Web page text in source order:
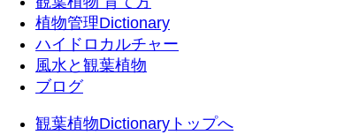
植物管理Dictionary
ハイドロカルチャー
風水と観葉植物
ブログ
観葉植物Dictionaryトップへ